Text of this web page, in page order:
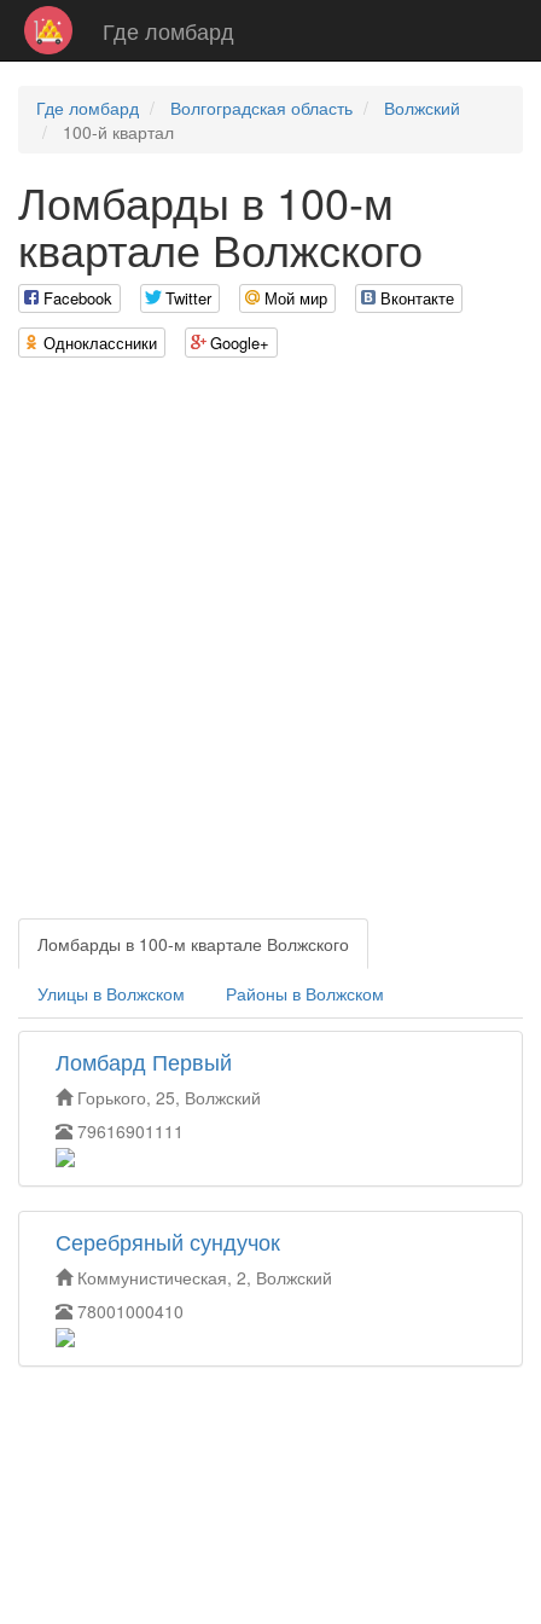
Где ломбард
Где ломбард Волгоградская область
Волжский
100-й квартал
Ломбарды в 100-м
квартале Волжского
Facebook Twitter Мой мир
Вконтакте
Одноклассники
Google+
Ломбарды в 100-м квартале Волжского
Улицы в Волжском Районы в Волжском
Ломбард Первый
Горького, 25, Волжский
79616901111
Серебряный сундучок
Коммунистическая, 2, Волжский
78001000410